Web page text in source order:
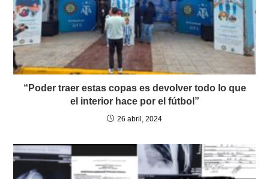
“Poder traer estas copas es devolver todo lo que
el interior hace por el fútbol”
26 abril, 2024